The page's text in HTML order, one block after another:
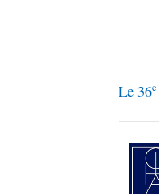
Le 36e